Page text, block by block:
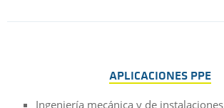
APLICACIONES PPE
Ingeniería mecánica y de instalaciones